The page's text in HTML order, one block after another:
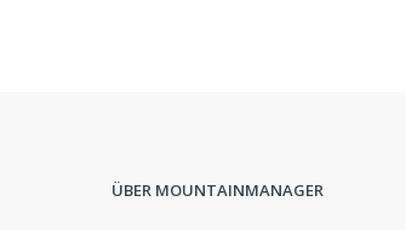
ÜBER MOUNTAINMANAGER